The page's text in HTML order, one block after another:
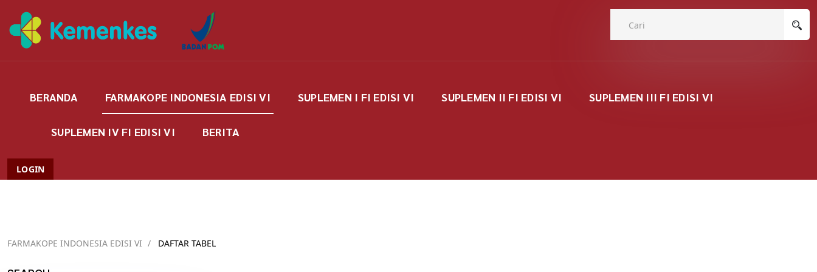
BERANDA FARMAKOPE INDONESIA EDISI VI SUPLEMEN I FI EDISI VI SUPLEMEN II FI EDISI VI SUPLEMEN III FI EDISI VI
SUPLEMEN IV FI EDISI VI BERITA
LOGIN
FARMAKOPE INDONESIA EDISI VI / DAFTAR TABEL